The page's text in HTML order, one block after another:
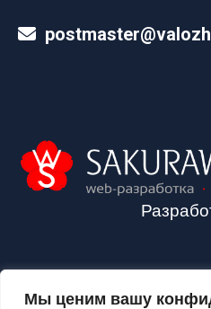
Мы ценим вашу
2024©VALOZHIN.BY - НОВОСТИ